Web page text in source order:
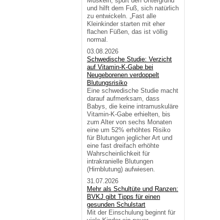
und hilft dem Fuß, sich natürlich
zu entwickeln. „Fast alle
Kleinkinder starten mit eher
flachen Füßen, das ist völlig
normal.
03.08.2026
Schwedische Studie: Verzicht
auf Vitamin-K-Gabe bei
Neugeborenen verdoppelt
Blutungsrisiko
Eine schwedische Studie macht
darauf aufmerksam, dass
Babys, die keine intramuskuläre
Vitamin-K-Gabe erhielten, bis
zum Alter von sechs Monaten
eine um 52% erhöhtes Risiko
für Blutungen jeglicher Art und
eine fast dreifach erhöhte
Wahrscheinlichkeit für
intrakranielle Blutungen
(Hirnblutung) aufwiesen.
31.07.2026
Mehr als Schultüte und Ranzen:
BVKJ gibt Tipps für einen
gesunden Schulstart
Mit der Einschulung beginnt für